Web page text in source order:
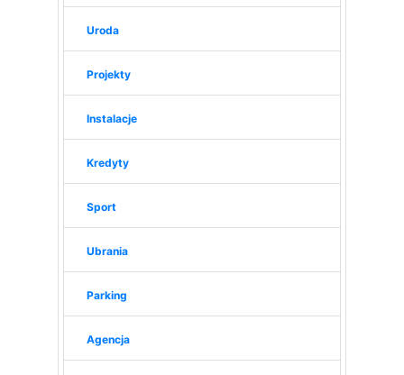
Uroda
Projekty
Instalacje
Kredyty
Sport
Ubrania
Parking
Agencja